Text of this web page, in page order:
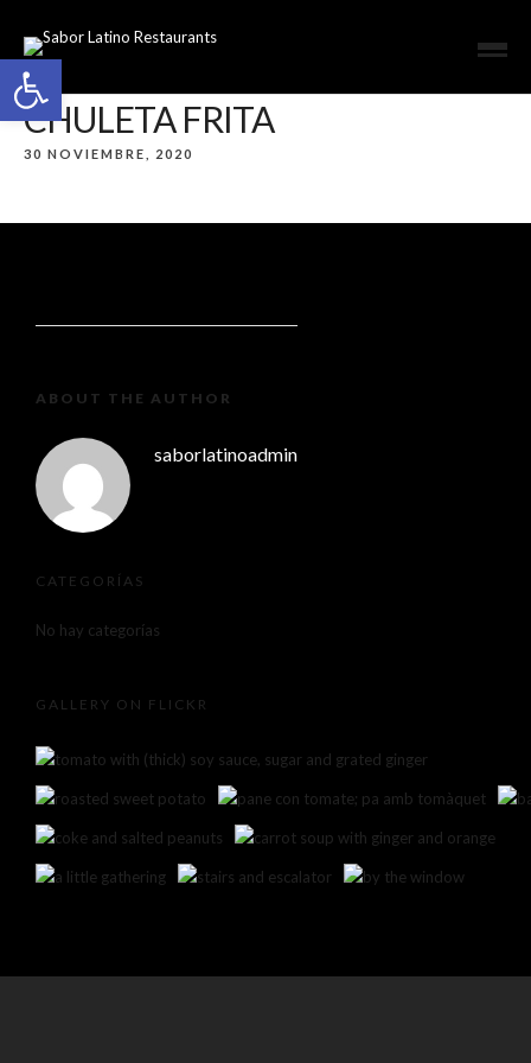
Open toolbar
CHULETA FRITA
30 NOVIEMBRE, 2020
ABOUT THE AUTHOR
saborlatinoadmin
CATEGORÍAS
No hay categorías
GALLERY ON FLICKR